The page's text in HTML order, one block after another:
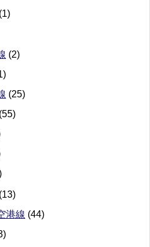
(1)
(2)
(25)
(55)
(13)
港線 (44)